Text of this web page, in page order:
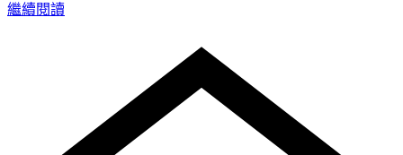
繼續閱讀